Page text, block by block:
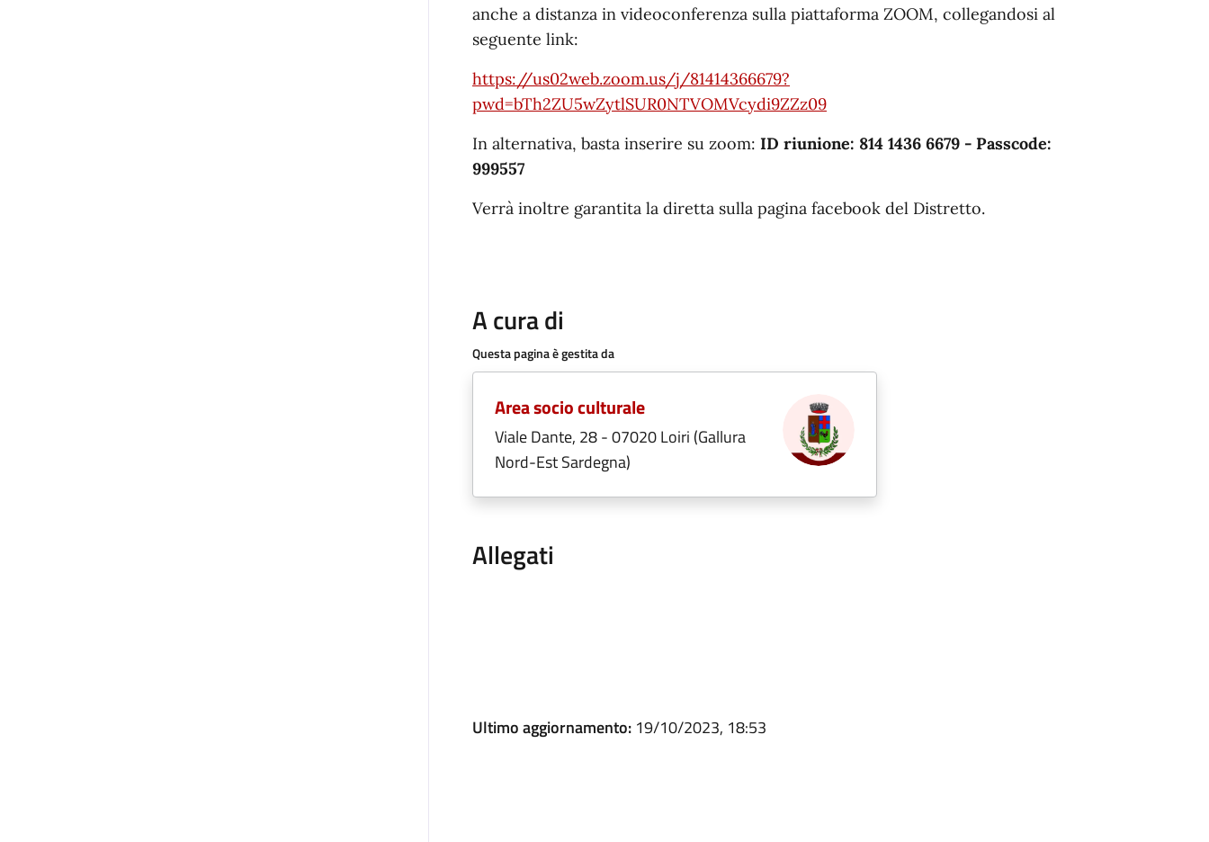
anche a distanza in videoconferenza sulla piattaforma ZOOM, collegandosi al
seguente link:
https://us02web.zoom.us/j/81414366679?
pwd=bTh2ZU5wZytlSUR0NTVOMVcydi9ZZz09
In alternativa, basta inserire su zoom: ID riunione: 814 1436 6679 - Passcode:
999557
Verrà inoltre garantita la diretta sulla pagina facebook del Distretto.
A cura di
Questa pagina è gestita da
Area socio culturale
Viale Dante, 28 - 07020 Loiri (Gallura
Nord-Est Sardegna)
Allegati
Ultimo aggiornamento: 19/10/2023, 18:53